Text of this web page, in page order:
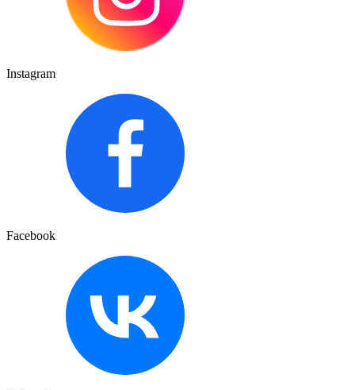
Instagram
Facebook